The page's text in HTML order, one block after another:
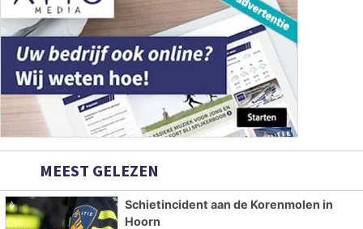
MEEST GELEZEN
Schietincident aan de Korenmolen in
Hoorn